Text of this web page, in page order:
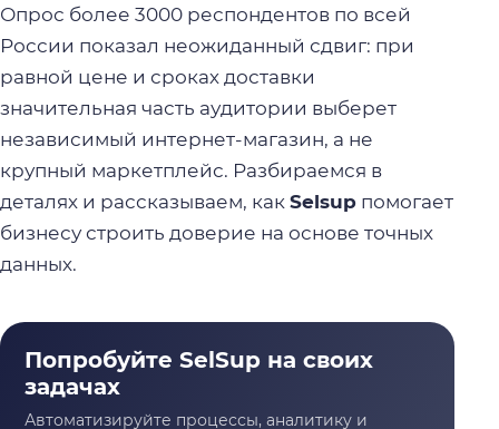
Опрос более 3000 респондентов по всей
России показал неожиданный сдвиг: при
равной цене и сроках доставки
значительная часть аудитории выберет
независимый интернет-магазин, а не
крупный маркетплейс. Разбираемся в
деталях и рассказываем, как Selsup помогает
бизнесу строить доверие на основе точных
данных.